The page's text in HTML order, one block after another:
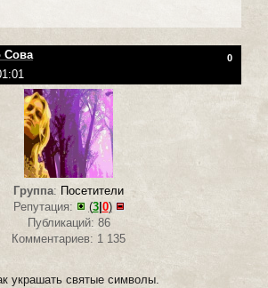
Сова 0
Группа: Посетители
Репутация:
(3| 0)
Публикаций: 86
Комментариев: 1 135
украшать святые символы.